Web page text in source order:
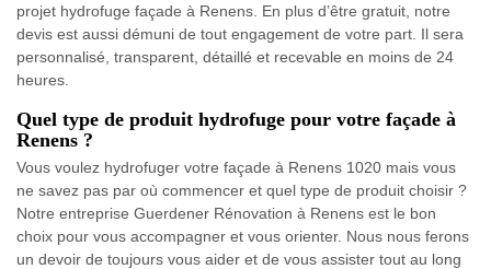
projet hydrofuge façade à Renens. En plus d’être gratuit, notre
devis est aussi démuni de tout engagement de votre part. Il sera
personnalisé, transparent, détaillé et recevable en moins de 24
heures.
Quel type de produit hydrofuge pour votre façade à
Renens ?
Vous voulez hydrofuger votre façade à Renens 1020 mais vous
ne savez pas par où commencer et quel type de produit choisir ?
Notre entreprise Guerdener Rénovation à Renens est le bon
choix pour vous accompagner et vous orienter. Nous nous ferons
un devoir de toujours vous aider et de vous assister tout au long